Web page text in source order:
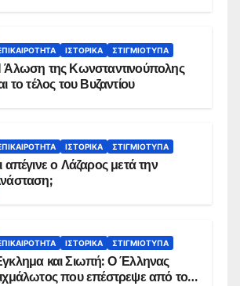
ΙΣΤΟΡΙΚΆ ΣΤΙΓΜΙΌΤΥΠΑ
Άλωση της Κωνσταντινούπολης
το τέλος του Βυζαντίου
ΙΣΤΟΡΙΚΆ ΣΤΙΓΜΙΌΤΥΠΑ
απέγινε ο Λάζαρος μετά την
ΙΣΤΟΡΙΚΆ ΣΤΙΓΜΙΌΤΥΠΑ
και Σιωπή: Ο Έλληνας
που επέστρεψε από το